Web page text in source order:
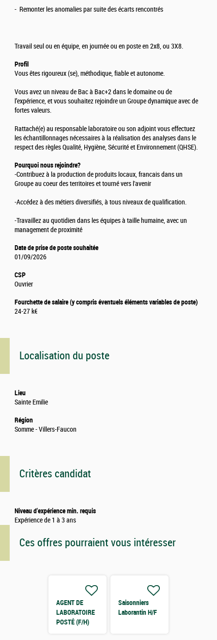
- Remonter les anomalies par suite des écarts rencontrés
Travail seul ou en équipe, en journée ou en poste en 2x8, ou 3X8.
Profil
Vous êtes rigoureux (se), méthodique, fiable et autonome.
Vous avez un niveau de Bac à Bac+2 dans le domaine ou de
l’expérience, et vous souhaitez rejoindre un Groupe dynamique avec de
fortes valeurs.
Rattaché(e) au responsable laboratoire ou son adjoint vous effectuez
les échantillonnages nécessaires à la réalisation des analyses dans le
respect des règles Qualité, Hygiène, Sécurité et Environnement (QHSE).
Pourquoi nous rejoindre?
-Contribuez à la production de produits locaux, francais dans un
Groupe au coeur des territoires et tourné vers l'avenir
-Accédez à des métiers diversifiés, à tous niveaux de qualification.
-Travaillez au quotidien dans les équipes à taille humaine, avec un
management de proximité
Date de prise de poste souhaitée
01/09/2026
CSP
Ouvrier
Fourchette de salaire (y compris éventuels éléments variables de poste)
24-27 k€
Localisation du poste
Lieu
Sainte Emilie
Région
Somme - Villers-Faucon
Critères candidat
Niveau d'expérience min. requis
Expérience de 1 à 3 ans
Ces offres pourraient vous intéresser
AGENT DE
LABORATOIRE
POSTÉ (F/H)
Saisonniers
Laborantin H/F